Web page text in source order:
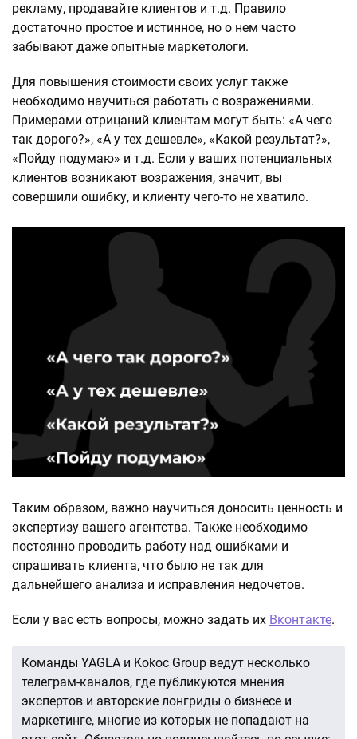
рекламу, продавайте клиентов и т.д. Правило
достаточно простое и истинное, но о нем часто
забывают даже опытные маркетологи.
Для повышения стоимости своих услуг также
необходимо научиться работать с возражениями.
Примерами отрицаний клиентам могут быть: «А чего
так дорого?», «А у тех дешевле», «Какой результат?»,
«Пойду подумаю» и т.д. Если у ваших потенциальных
клиентов возникают возражения, значит, вы
совершили ошибку, и клиенту чего-то не хватило.
Таким образом, важно научиться доносить ценность и
экспертизу вашего агентства. Также необходимо
постоянно проводить работу над ошибками и
спрашивать клиента, что было не так для
дальнейшего анализа и исправления недочетов.
Если у вас есть вопросы, можно задать их Вконтакте.
Команды YAGLA и Kokoc Group ведут несколько
телеграм-каналов, где публикуются мнения
экспертов и авторские лонгриды о бизнесе и
маркетинге, многие из которых не попадают на